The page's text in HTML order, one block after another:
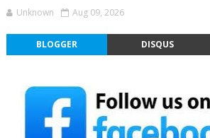
Unknown Aug 09, 2026
BLOGGER DISQUS